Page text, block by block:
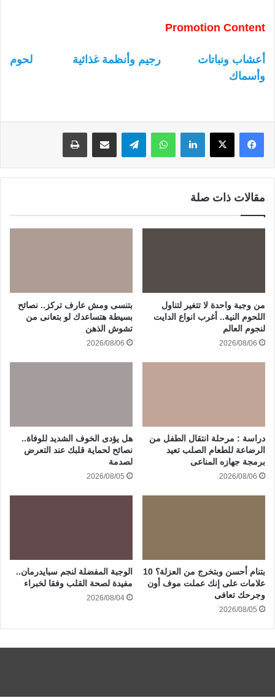
Promotion Content
أعشاب ونباتات رجيم وأنظمة غذائية
لحوم
وأسماك
لينكدإن واتساب
مقالات ذات صلة
من وجبة واحدة لا تتغير لتناول
اللحوم النية.. أغرب انواع الدايت
لنجوم العالم
2026/08/06
بتنسى ومش عارف تركز.. نصائح
بسيطة هتساعدك لو بتعانى من
تشوش الذهن
2026/08/06
دراسة : مرحلة انتقال الطفل من
الرضاعة للطعام الصلب تعيد
برمجة جهازه المناعى
2026/08/06
هل يؤدى الخوف الشديد للوفاة..
نصائح لحماية قلبك عند التعرض
لصدمة
2026/08/05
بتنام أحسن وبتخرج من العزلة؟ 10
علامات على إنك عملت موف أون
وجرحك تعافى
2026/08/05
الوجبة المفضلة لنجم سبايدرمان..
مفيدة لصحة القلب وفقا لخبراء
2026/08/04